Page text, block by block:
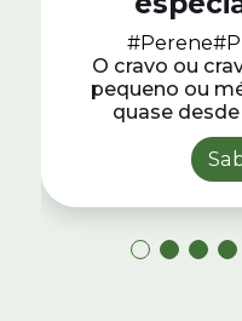
#Perene
O cravo ou
pequeno ou
quase desde